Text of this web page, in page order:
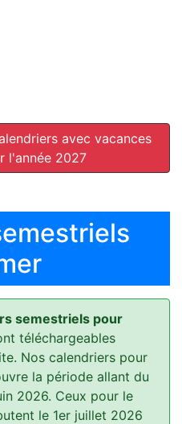
avec vacances
l'année 2027
semestriels pour
téléchargeables
Nos calendriers pour
la période allant du
2026. Ceux pour le
le 1er juillet 2026